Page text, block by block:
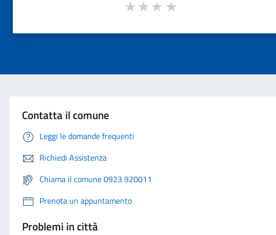
Contatta il comune
Leggi le domande frequenti
Richiedi Assistenza
Chiama il comune 0923 920011
Prenota un appuntamento
Problemi in città